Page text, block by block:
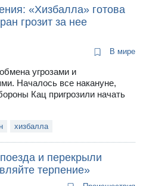
«Хизбалла» готова
грозит за нее
В мире
угрозами и
Началось все накануне,
Кац пригрозили начать
хизбалла
и перекрыли
терпение»